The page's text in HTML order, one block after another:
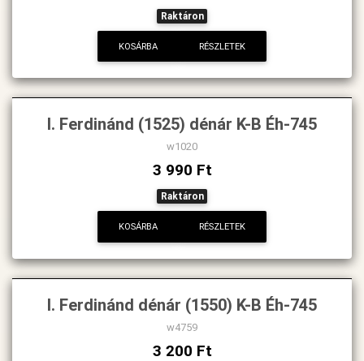
Raktáron
KOSÁRBA RÉSZLETEK
I. Ferdinánd (1525) dénár K-B Éh-745
w1020
3 990 Ft
Raktáron
KOSÁRBA RÉSZLETEK
I. Ferdinánd dénár (1550) K-B Éh-745
w4759
3 200 Ft